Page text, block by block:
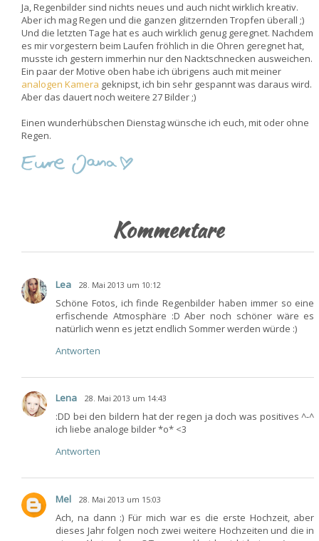
Ja, Regenbilder sind nichts neues und auch nicht wirklich kreativ.
Aber ich mag Regen und die ganzen glitzernden Tropfen überall ;)
Und die letzten Tage hat es auch wirklich genug geregnet. Nachdem
es mir vorgestern beim Laufen fröhlich in die Ohren geregnet hat,
musste ich gestern immerhin nur den Nacktschnecken ausweichen.
Ein paar der Motive oben habe ich übrigens auch mit meiner
analogen Kamera geknipst, ich bin sehr gespannt was daraus wird.
Aber das dauert noch weitere 27 Bilder ;)
Einen wunderhübschen Dienstag wünsche ich euch, mit oder ohne
Regen.
Kommentare
Lea 28. Mai 2013 um 10:12
Schöne Fotos, ich finde Regenbilder haben immer so eine
erfischende Atmosphäre :D Aber noch schöner wäre es
natürlich wenn es jetzt endlich Sommer werden würde :)
Antworten
Lena 28. Mai 2013 um 14:43
:DD bei den bildern hat der regen ja doch was positives ^-^
ich liebe analoge bilder *o* <3
Antworten
Mel 28. Mai 2013 um 15:03
Ach, na dann :) Für mich war es die erste Hochzeit, aber
dieses Jahr folgen noch zwei weitere Hochzeiten und die in